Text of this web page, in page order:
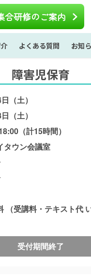
合研修のご案内
よくある質問 お知
障害児保育
（土）
（土）
（計15時間）
タウン会議室
（受講料・テキスト代
受付期間終了